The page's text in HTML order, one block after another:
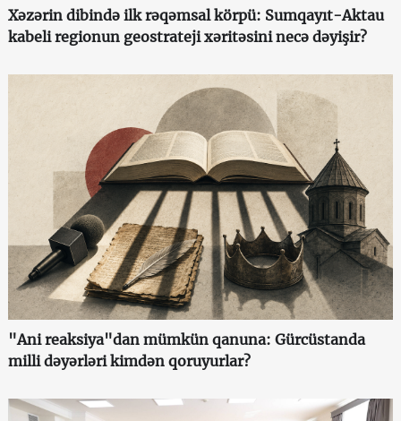
Xəzərin dibində ilk rəqəmsal körpü: Sumqayıt-Aktau
kabeli regionun geostrateji xəritəsini necə dəyişir?
"Ani reaksiya"dan mümkün qanuna: Gürcüstanda
milli dəyərləri kimdən qoruyurlar?